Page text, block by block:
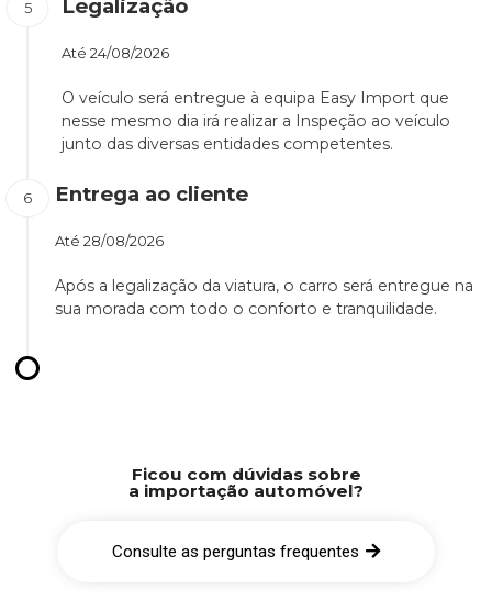
Legalização
Até 24/08/2026
O veículo será entregue à equipa Easy Import que
nesse mesmo dia irá realizar a Inspeção ao veículo
junto das diversas entidades competentes.
Entrega ao cliente
Até 28/08/2026
Após a legalização da viatura, o carro será entregue na
sua morada com todo o conforto e tranquilidade.
Ficou com dúvidas sobre
a importação automóvel?
Consulte as perguntas frequentes